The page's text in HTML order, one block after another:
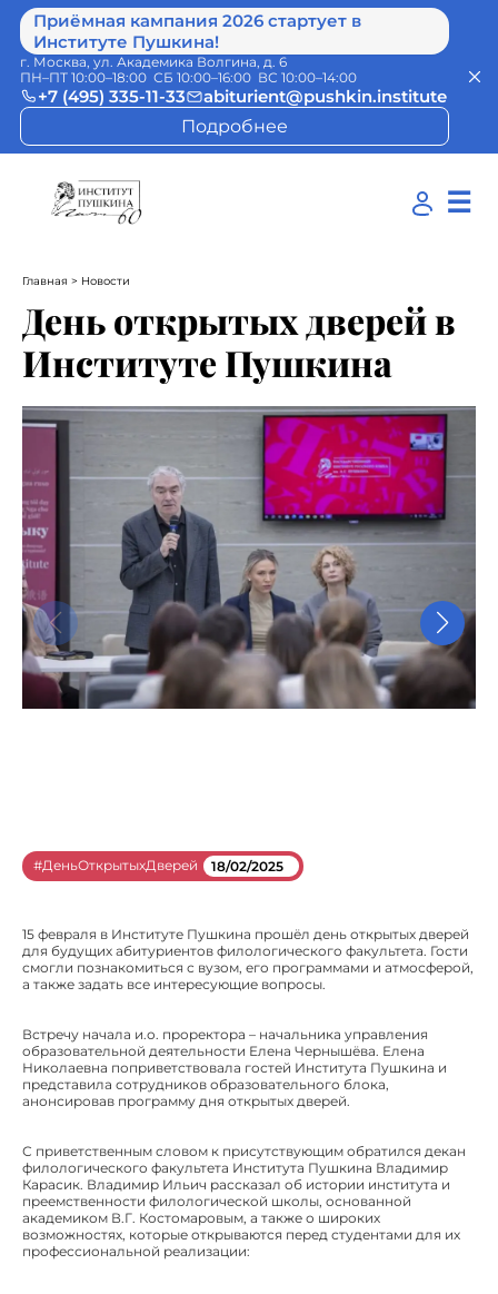
Приёмная кампания 2026 стартует в
Институте Пушкина!
г. Москва, ул. Академика Волгина, д. 6
ПН–ПТ 10:00–18:00 СБ 10:00–16:00 ВС 10:00–14:00
+7 (495) 335-11-33
abiturient@pushkin.institute
Подробнее
☰
Главная > Новости
День открытых дверей в
Институте Пушкина
#ДеньОткрытыхДверей 18/02/2025
15 февраля в Институте Пушкина прошёл день открытых дверей
для будущих абитуриентов филологического факультета. Гости
смогли познакомиться с вузом, его программами и атмосферой,
а также задать все интересующие вопросы.
Встречу начала и.о. проректора – начальника управления
образовательной деятельности Елена Чернышёва. Елена
Николаевна поприветствовала гостей Института Пушкина и
представила сотрудников образовательного блока,
анонсировав программу дня открытых дверей.
С приветственным словом к присутствующим обратился декан
филологического факультета Института Пушкина Владимир
Карасик. Владимир Ильич рассказал об истории института и
преемственности филологической школы, основанной
академиком В.Г. Костомаровым, а также о широких
возможностях, которые открываются перед студентами для их
профессиональной реализации: